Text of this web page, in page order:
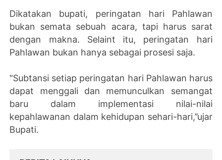
Dikatakan bupati, peringatan hari Pahlawan
bukan semata sebuah acara, tapi harus sarat
dengan makna. Selaint itu, peringatan hari
Pahlawan bukan hanya sebagai prosesi saja.
"Subtansi setiap peringatan hari Pahlawan harus
dapat menggali dan memunculkan semangat
baru dalam implementasi nilai-nilai
kepahlawanan dalam kehidupan sehari-hari,’’ujar
Bupati.